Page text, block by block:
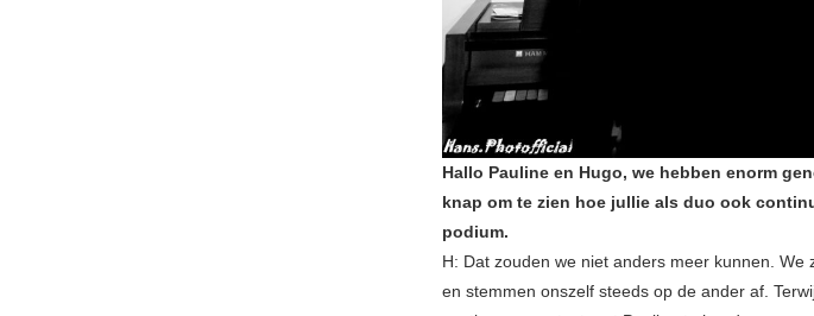
Hallo Pauline en Hugo, we hebben enorm
knap om te zien hoe jullie als duo ook
podium.
H: Dat zouden we niet anders meer kunnen.
en stemmen onszelf steeds op de ander af.